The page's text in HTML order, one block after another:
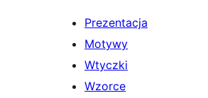
Prezentacja
Motywy
Wtyczki
Wzorce